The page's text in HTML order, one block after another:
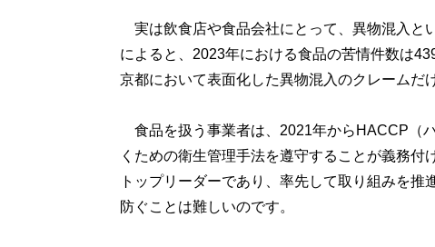
実は飲食店や食品会社にとって、異物混入と
によると、2023年における食品の苦情件数は
京都において表面化した異物混入のクレームだ
食品を扱う事業者は、2021年からHACCP（
くための衛生管理手法を遵守することが義務
トップリーダーであり、率先して取り組みを
防ぐことは難しいのです。